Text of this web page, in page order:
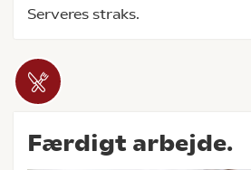
Serveres straks.
Færdigt arbejde.